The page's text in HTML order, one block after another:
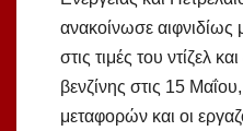
ανακοίνωσε αιφνιδίως
στις τιμές του ντίζελ
βενζίνης στις 15
μεταφορών και οι